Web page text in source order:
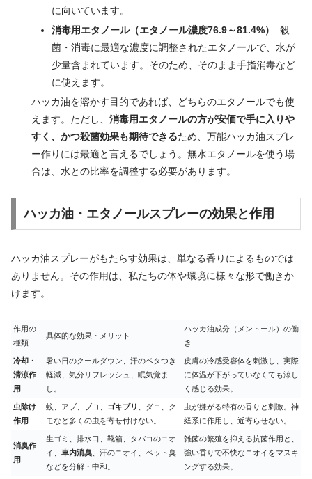
に向いています。
消毒用エタノール（エタノール濃度76.9～81.4%） : 殺
菌・消毒に最適な濃度に調整されたエタノールで、水が
少量含まれています。そのため、そのまま手指消毒など
に使えます。
ハッカ油を溶かす目的であれば、どちらのエタノールでも使
えます。ただし、 消毒用エタノールの方が安価で手に入りや
すく、かつ殺菌効果も期待できるため、万能ハッカ油スプレ
ー作りには最適と言えるでしょう。無水エタノールを使う場
合は、水との比率を調整する必要があります。
ハッカ油・エタノールスプレーの効果と作用
ハッカ油スプレーがもたらす効果は、単なる香りによるものでは
ありません。その作用は、私たちの体や環境に様々な形で働きか
けます。
作用の
種類
具体的な効果・メリット
ハッカ油成分（メントール）の働
き
冷却・
清涼作
用
暑い日のクールダウン、汗のベタつき
軽減、気分リフレッシュ、眠気覚ま
し。
皮膚の冷感受容体を刺激し、実際
に体温が下がっていなくても涼し
く感じる効果。
虫除け
作用
蚊、アブ、ブヨ、 ゴキブリ
、ダニ、ク
モなど多くの虫を寄せ付けない。
虫が嫌がる特有の香りと刺激。神
経系に作用し、近寄らせない。
消臭作
用
生ゴミ、排水口、靴箱、タバコのニオ
イ、 車内消臭 、汗のニオイ、ペット臭
などを分解・中和。
雑菌の繁殖を抑える抗菌作用と、
強い香りで不快なニオイをマスキ
ングする効果。